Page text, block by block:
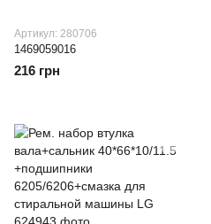
Артикул: 280706
1469059016
216 грн